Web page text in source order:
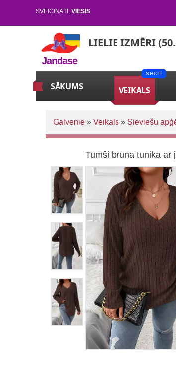
SVEICINĀTI , VIESIS
Jandase
LIELIE IZMĒRI
SĀKUMS VEIKALS
Galvenie » Veikals » Sieviešu
Tumši brūna tunika ar